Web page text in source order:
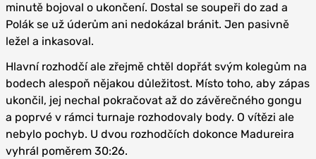
minutě bojoval o ukončení. Dostal se soupeři do zad a
Polák se už úderům ani nedokázal bránit. Jen pasivně
ležel a inkasoval.
Hlavní rozhodčí ale zřejmě chtěl dopřát svým kolegům na
bodech alespoň nějakou důležitost. Místo toho, aby zápas
ukončil, jej nechal pokračovat až do závěrečného gongu
a poprvé v rámci turnaje rozhodovaly body. O vítězi ale
nebylo pochyb. U dvou rozhodčích dokonce Madureira
vyhrál poměrem 30:26.